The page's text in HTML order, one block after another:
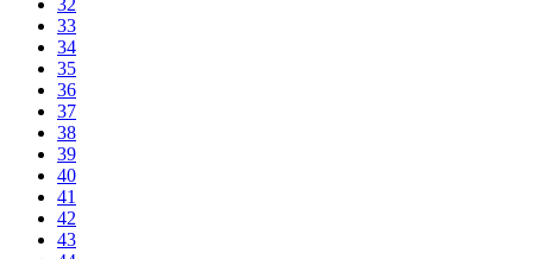
33
34
35
36
37
38
39
40
41
42
43